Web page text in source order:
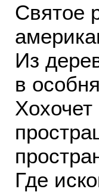
Святое
Из
в
Хохочет
Где